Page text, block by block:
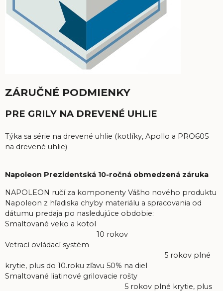
ZÁRUČNÉ PODMIENKY
PRE GRILY NA DREVENÉ UHLIE
Týka sa série na drevené uhlie (kotlíky, Apollo a PRO605
na drevené uhlie)
Napoleon Prezidentská 10-ročná obmedzená záruka
NAPOLEON ručí za komponenty Vášho nového produktu
Napoleon z hľadiska chyby materiálu a spracovania od
dátumu predaja po nasledujúce obdobie:
Smaltované veko a kotol
10 rokov
Vetrací ovládací systém
5 rokov plné
krytie, plus do 10.roku zľavu 50% na diel
Smaltované liatinové grilovacie rošty
5 rokov plné krytie, plus